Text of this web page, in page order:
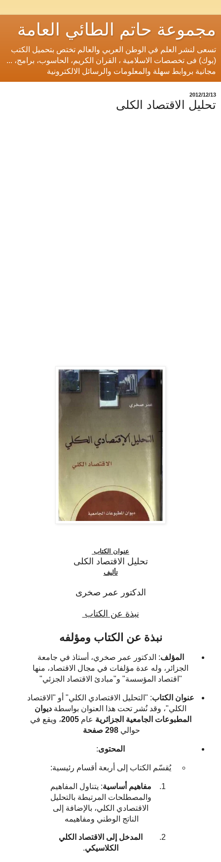
مجموعة حاتم الطائي العامة
تسعى لنشر العلم في الوطن العربي والعالم تختص بتحميل الكتب
(بوك) فى تخصصات الاسلامية ، القران الكريم، الحاسوب، برامج، ...
مجانية بروابط سهلة والمعلومات والرسائل الالكترونية
13‏/12‏/2012
تحليل الاقتصاد الكلى
عنوان الكتاب
تحليل الاقتصاد الكلى
تأليف
الدكتور عمر صخرى
نبذة عن الكتاب
نبذة عن الكتاب ومؤلفه
المؤلف: الدكتور عمر صخري، أستاذ في جامعة
الجزائر، وله عدة مؤلفات في مجال الاقتصاد، منها
"اقتصاد المؤسسة" و"مبادئ الاقتصاد الجزئي"
عنوان الكتاب: "التحليل الاقتصادي الكلي" أو "الاقتصاد
الكلي"، وقد نُشر تحت هذا العنوان بواسطة ديوان
المطبوعات الجامعية الجزائرية عام2005، ويقع في
حوالي 298 صفحة
المحتوى:
يُقسّم الكتاب إلى أربعة أقسام رئيسية:
مفاهيم أساسية: يتناول المفاهيم
والمصطلحات المرتبطة بالتحليل
الاقتصادي الكلي، بالإضافة إلى
الناتج الوطني ومفاهيمه
المدخل إلى الاقتصاد الكلي
الكلاسيكي.